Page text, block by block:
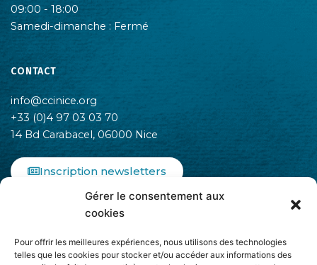
Gérer le consentement aux
cookies
Pour offrir les meilleures expériences, nous utilisons des technologies
telles que les cookies pour stocker et/ou accéder aux informations des
09:00 - 18:00
Samedi-dimanche : Fermé
CONTACT
info@ccinice.org
+33 (0)4 97 03 03 70
14 Bd Carabacel, 06000 Nice
Inscription newsletters
e
t
L
i
k